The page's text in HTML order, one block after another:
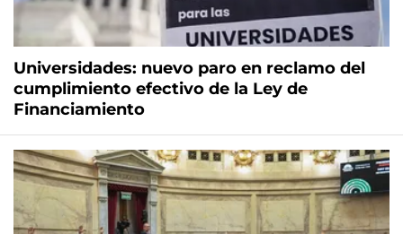
Universidades: nuevo paro en reclamo del
cumplimiento efectivo de la Ley de
Financiamiento